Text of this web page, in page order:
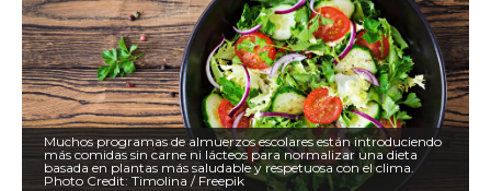
Muchos programas de almuerzos escolares están introduciendo
más comidas sin carne ni lácteos para normalizar una dieta
basada en plantas más saludable y respetuosa con el clima.
Photo Credit: Timolina / Freepik